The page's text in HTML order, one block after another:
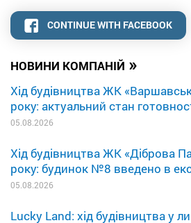
НОВИНИ КОМПАНІЙ »
Хід будівництва ЖК
року: актуальний стан
05.08.2026
Хід будівництва ЖК «Діброва
року: будинок №8 введено в
05.08.2026
Lucky Land: хід будівництва у
CONTINUE WITH FACEBOOK